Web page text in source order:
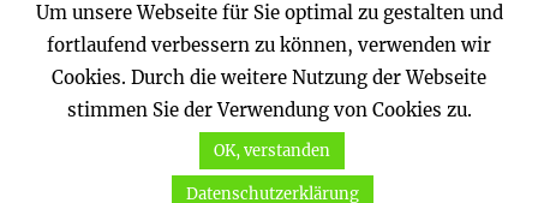
Impressum
Datenschutz
Mit Stolz präsentiert von WordPress
Um unsere Webseite für Sie optimal zu gestalten und
fortlaufend verbessern zu können, verwenden wir
Cookies. Durch die weitere Nutzung der Webseite
stimmen Sie der Verwendung von Cookies zu.
OK, verstanden
Datenschutzerklärung